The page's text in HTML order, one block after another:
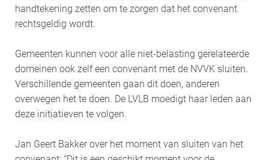
handtekening zetten om te zorgen dat het convenant
rechtsgeldig wordt.
Gemeenten kunnen voor alle niet-belasting gerelateerde
domeinen ook zelf een convenant met de NVVK sluiten.
Verschillende gemeenten gaan dit doen, anderen
overwegen het te doen. De LVLB moedigt haar leden aan
deze initiatieven te volgen.
Jan Geert Bakker over het moment van sluiten van het